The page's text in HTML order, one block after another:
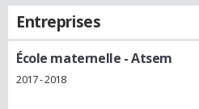
Entreprises
École maternelle - Atsem
2017 - 2018